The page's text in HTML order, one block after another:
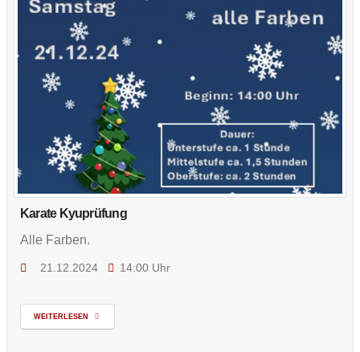
Karate Kyuprüfung
Alle Farben.
21.12.2024 14:00 Uhr
WEITERLESEN